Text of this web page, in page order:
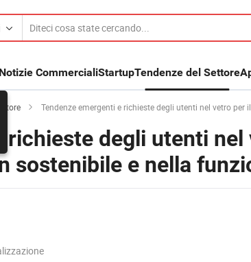
Notizie CommercialiStartupTendenze del Settore
Tendenze emergenti e richieste degli utenti nel vetro per il bagno: sfide
degli utenti nel
sostenibile e nella